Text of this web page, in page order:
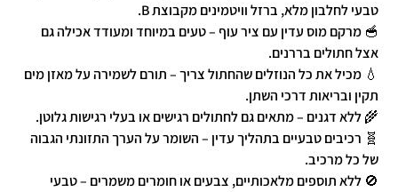
טבעי לחלבון מלא, ברזל וויטמינים מקבוצת B.
🥣 מרקם מוס עדין עם ציר עוף – טעים במיוחד ומעודד אכילה גם
אצל חתולים בררנים.
💧 מכיל את כל הנוזלים שהחתול צריך – תורם לשמירה על מאזן מים
תקין ובריאות דרכי השתן.
🌾 ללא דגנים – מתאים גם לחתולים רגישים או בעלי רגישות גלוטן.
🧬 רכיבים טבעיים בתהליך עדין – השומר על הערך התזונתי הגבוה
של כל מרכיב.
🚫 ללא תוספים מלאכותיים, צבעים או חומרים משמרים – טבעי